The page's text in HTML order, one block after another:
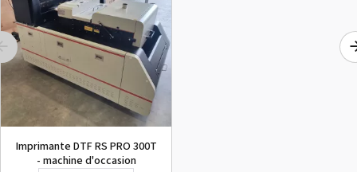
Imprimante DTF RS PRO 300T
- machine d'occasion